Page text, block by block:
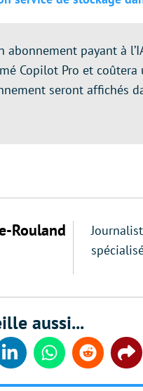
payant à
Copilot Pro et coûtera
seront affichés
Rouland
aussi...
LinkedinWhatsappReddit